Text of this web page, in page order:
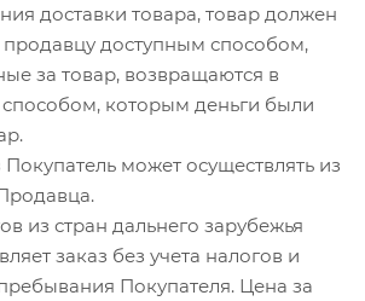
доставки товара, товар должен
доступным способом,
за товар, возвращаются в
которым деньги были
может осуществлять из
из стран дальнего зарубежья
заказ без учета налогов и
Покупателя. Цена за